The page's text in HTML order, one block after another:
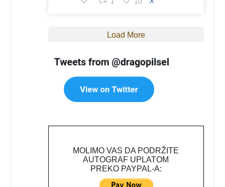
Load More
MOLIMO VAS DA PODRŽITE
AUTOGRAF UPLATOM
PREKO PAYPAL-A: